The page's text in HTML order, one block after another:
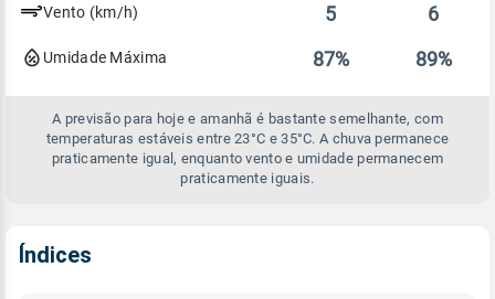
Vento (km/h) 5 6
Umidade Máxima 87% 89%
A previsão para hoje e amanhã é bastante semelhante, com
temperaturas estáveis entre 23°C e 35°C. A chuva permanece
praticamente igual, enquanto vento e umidade permanecem
praticamente iguais.
Índices